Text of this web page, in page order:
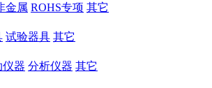
金属 ROHS专项 其它
试验器具 其它
仪器 分析仪器 其它